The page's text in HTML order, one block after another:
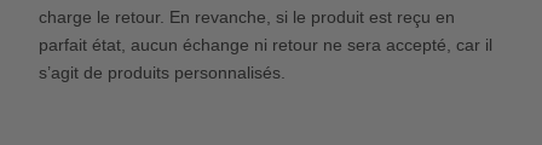
charge le retour. En revanche, si le produit est reçu en
parfait état, aucun échange ni retour ne sera accepté, car il
s’agit de produits personnalisés.